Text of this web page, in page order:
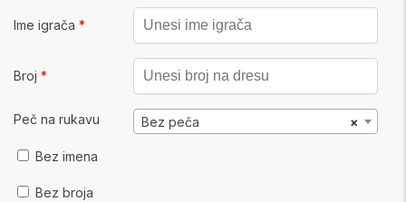
Ime igrača *
Broj *
Peč na rukavu ×
Bez peča
Bez imena
Bez broja